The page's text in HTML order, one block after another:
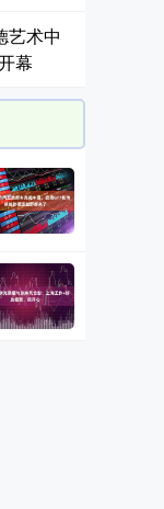
艺术中
幕